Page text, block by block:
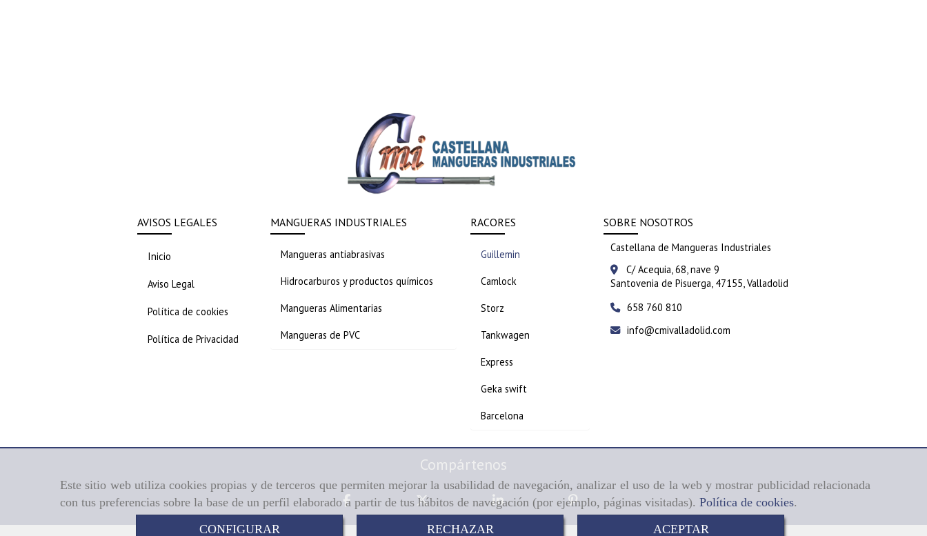
Este sitio web utiliza cookies propias y de terceros que permiten mejorar la usabilidad de navegación, analizar el uso de la web y mostrar publicidad relacionada
con tus preferencias sobre la base de un perfil elaborado a partir de tus hábitos de navegación (por ejemplo, páginas visitadas). Política de cookies.
CONFIGURAR
RECHAZAR ACEPTAR
AVISOS LEGALES
Inicio
Aviso Legal
Política de cookies
Política de Privacidad
MANGUERAS INDUSTRIALES
Mangueras antiabrasivas
Hidrocarburos y productos químicos
Mangueras Alimentarias
Mangueras de PVC
RACORES
Guillemin
Camlock
Storz
Tankwagen
Express
Geka swift
Barcelona
SOBRE NOSOTROS
Castellana de Mangueras Industriales
C/ Acequia, 68, nave 9
Santovenia de Pisuerga, 47155,Valladolid
658 760 810
info
cmivalladolid.com
Compártenos